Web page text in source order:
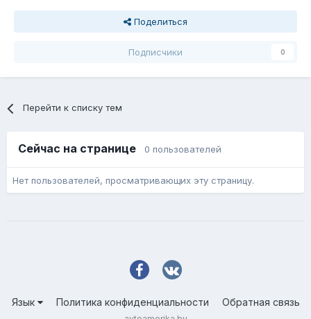
Поделиться
Подписчики 0
Перейти к списку тем
Сейчас на странице 0 пользователей
Нет пользователей, просматривающих эту страницу.
Язык Политика конфиденциальности Обратная связь